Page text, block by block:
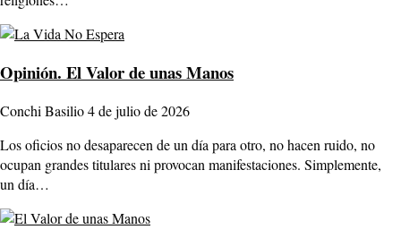
Opinión. El Valor de unas Manos
Conchi Basilio4 de julio de 2026
Los oficios no desaparecen de un día para otro, no hacen ruido, no
ocupan grandes titulares ni provocan manifestaciones. Simplemente,
un día…